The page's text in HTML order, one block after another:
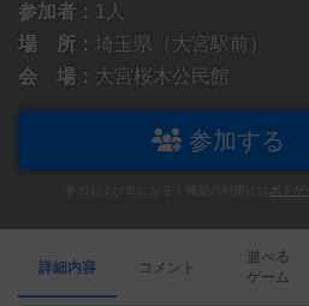
参加者： 1人
場 所： 埼玉県（大宮駅前）
会 場： 大宮桜木公民館
参加する
ボド
詳細内容 コメント
遊べる
ゲーム